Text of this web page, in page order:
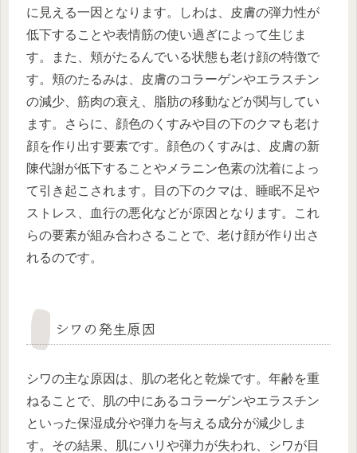
に見える一因となります。しわは、皮膚の弾力性が
低下することや表情筋の使い過ぎによって生じま
す。また、頬がたるんでいる状態も老け顔の特徴で
す。頬のたるみは、皮膚のコラーゲンやエラスチン
の減少、筋肉の衰え、脂肪の移動などが関与してい
ます。さらに、顔色のくすみや目の下のクマも老け
顔を作り出す要素です。顔色のくすみは、皮膚の新
陳代謝が低下することやメラニン色素の沈着によっ
て引き起こされます。目の下のクマは、睡眠不足や
ストレス、血行の悪化などが原因となります。これ
らの要素が組み合わさることで、老け顔が作り出さ
れるのです。
シワの発生原因
シワの主な原因は、肌の老化と乾燥です。年齢を重
ねることで、肌の中にあるコラーゲンやエラスチン
といった保湿成分や弾力を与える成分が減少しま
す。その結果、肌にハリや弾力が失われ、シワが目